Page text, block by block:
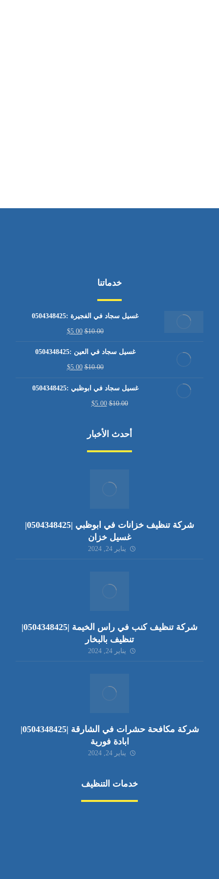
خدماتنا
غسيل سجاد في الفجيرة :0504348425
$10.00
$5.00
غسيل سجاد في العين :0504348425
$10.00
$5.00
غسيل سجاد في ابوظبي :0504348425
$10.00
$5.00
أحدث الأخبار
شركة تنظيف خزانات في ابوظبي |0504348425|
غسيل خزان
يناير 24, 2024
شركة تنظيف كنب في راس الخيمة |0504348425|
تنظيف بالبخار
يناير 24, 2024
شركة مكافحة حشرات في الشارقة |0504348425|
ابادة فورية
يناير 24, 2024
خدمات التنظيف